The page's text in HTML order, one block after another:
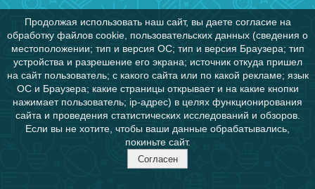
Продолжая использовать наш сайт, вы даете согласие на
обработку файлов cookie, пользовательских данных (сведения о
местоположении; тип и версия ОС; тип и версия Браузера; тип
устройства и разрешение его экрана; источник откуда пришел
на сайт пользователь; с какого сайта или по какой рекламе; язык
ОС и Браузера; какие страницы открывает и на какие кнопки
нажимает пользователь; ip-адрес) в целях функционирования
сайта и проведения статистических исследований и обзоров.
Если вы не хотите, чтобы ваши данные обрабатывались,
покиньте сайт.
Согласен